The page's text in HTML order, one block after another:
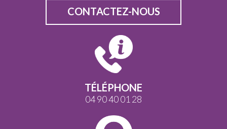
CONTACTEZ-NOUS
TÉLÉPHONE
04 90 40 01 28